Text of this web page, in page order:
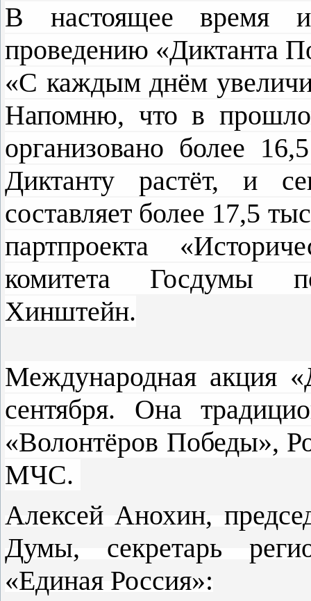
В настоящее время
проведению «Диктанта
«С каждым днём
Напомню, что в
организовано более
Диктанту растёт, и
составляет более 17,5
партпроекта
комитета Госдумы
Хинштейн.
Международная акция
сентября. Она
«Волонтёров Победы»,
МЧС.
Алексей Анохин,
Думы, секретарь
«Единая Россия»: